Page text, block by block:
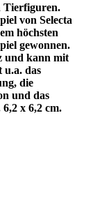
Tierfiguren.
von Selecta
höchsten
gewonnen.
und kann mit
u.a. das
die
und das
x 6,2 cm.